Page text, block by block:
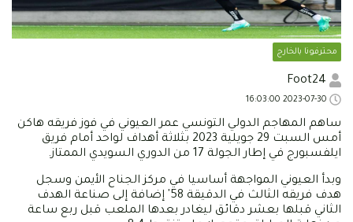
محترفونا بالخارج
ساهم المهاجم الدولي التونسي عمر العيوني في فوز فريقه هاكن
أمس السبت 29 جويلية 2023 بثلاثة أهداف لواحد أمام فريق
ايلفسبورج في إطار الجولة 17 من الدوري السويدي الممتاز.
وبدأ العيوني المواجهة أساسيا في مركز الجناح الأيمن وسجل
هدف فريقه الثالث في الدقيقة 58' إضافة إلى صناعة الهدف
الثاني قبلها بعشر دقائق ليغادر بعدها الملعب قبل ربع ساعة